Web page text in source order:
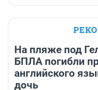
На пляже под
БПЛА погибли
английского
дочь